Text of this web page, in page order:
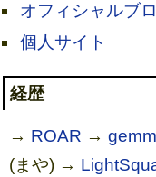
オフィシャルブ
個人サイト
経歴
→ ROAR →
(まや) →